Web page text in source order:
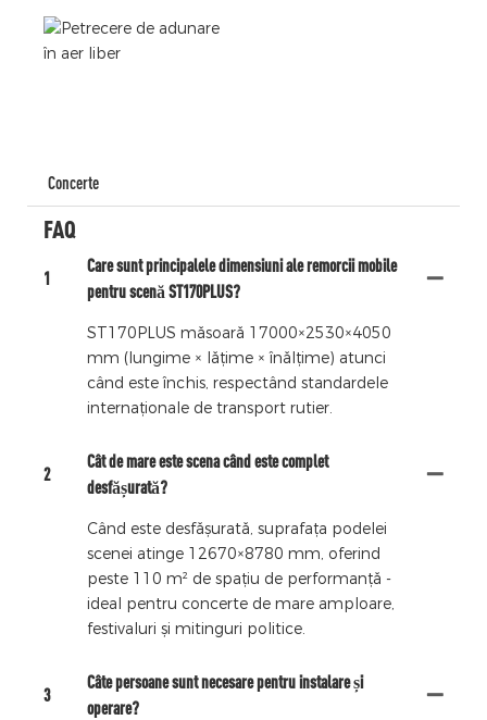
Concerte
FAQ
1
Care sunt principalele dimensiuni ale remorcii mobile
pentru scenă ST170PLUS?
ST170PLUS măsoară 17000×2530×4050
mm (lungime × lățime × înălțime) atunci
când este închis, respectând standardele
internaționale de transport rutier.
2
Cât de mare este scena când este complet
desfășurată?
Când este desfășurată, suprafața podelei
scenei atinge 12670×8780 mm, oferind
peste 110 m² de spațiu de performanță -
ideal pentru concerte de mare amploare,
festivaluri și mitinguri politice.
3
Câte persoane sunt necesare pentru instalare și
operare?